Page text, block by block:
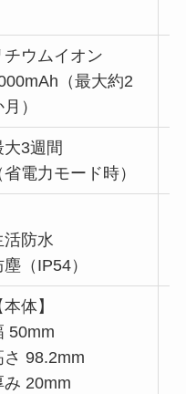
チウムイオン
（最大約2
）
大3週間
省電力モード時）
活防水
塵（IP54）
本体】
50mm
さ 98.2mm
み 20mm